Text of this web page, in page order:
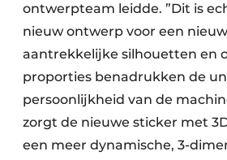
ontwerpteam leidde. ”Dit is
nieuw ontwerp voor een
aantrekkelijke silhouetten en
proporties benadrukken de
persoonlijkheid van de
zorgt de nieuwe sticker met
een meer dynamische, 3-